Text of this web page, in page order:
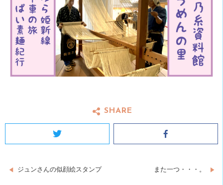
SHARE
Twitter
投ジュンさんの似顔絵スタンプ また一つ・・・。